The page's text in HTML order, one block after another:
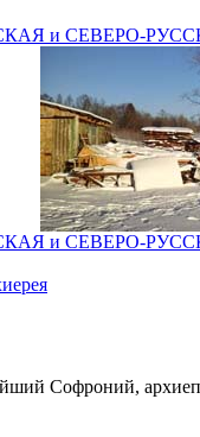
и СЕВЕРО-
и СЕВЕРО-
Софроний,